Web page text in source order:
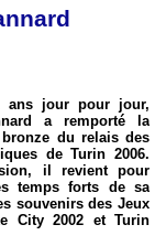
jour pour jour,
a remporté la
du relais des
de Turin 2006.
il revient pour
temps forts de sa
souvenirs des Jeux
City 2002 et Turin